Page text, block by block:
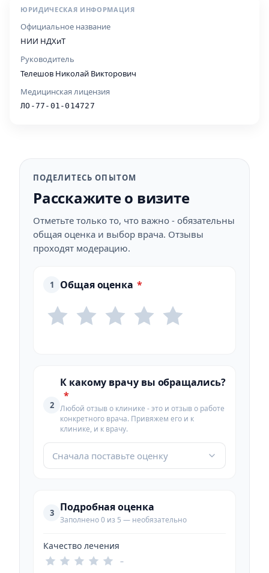
ЮРИДИЧЕСКАЯ ИНФОРМАЦИЯ
Официальное название
НИИ НДХиТ
Руководитель
Телешов Николай Викторович
Медицинская лицензия
ЛО-77-01-014727
ПОДЕЛИТЕСЬ ОПЫТОМ
Расскажите о визите
Отметьте только то, что важно - обязательны
общая оценка и выбор врача. Отзывы
проходят модерацию.
1 Общая оценка *
2
К какому врачу вы обращались?
*
Любой отзыв о клинике - это и отзыв о работе
конкретного врача. Привяжем его и к
клинике, и к врачу.
Сначала поставьте оценку
3 Подробная оценка
Заполнено 0 из 5 — необязательно
Качество лечения
–